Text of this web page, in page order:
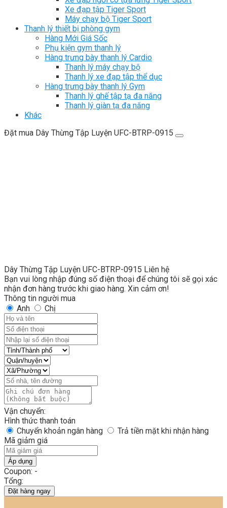
Xe đạp tập Tiger Sport
Máy chạy bộ Tiger Sport
Thanh lý thiết bị phòng gym
Hàng Mới Giá Sốc
Phụ kiện gym thanh lý
Hàng trưng bày thanh lý Cardio
Thanh lý máy chạy bộ
Thanh lý xe đạp tập thể dục
Hàng trưng bày thanh lý Gym
Thanh lý ghế tập tạ đa năng
Thanh lý giàn tạ đa năng
Khác
Đặt mua Dây Thừng Tập Luyện UFC-BTRP-0915
Dây Thừng Tập Luyện UFC-BTRP-0915 Liên hệ
Bạn vui lòng nhập đúng số điện thoại để chúng tôi sẽ gọi xác
nhận đơn hàng trước khi giao hàng. Xin cảm ơn!
Thông tin người mua
Anh
Chị
Vận chuyển:
Hình thức thanh toán
Chuyển khoản ngân hàng
Trả tiền mặt khi nhận hàng
Mã giảm giá
Áp dụng
Coupon: -
Tổng:
Đặt hàng ngay